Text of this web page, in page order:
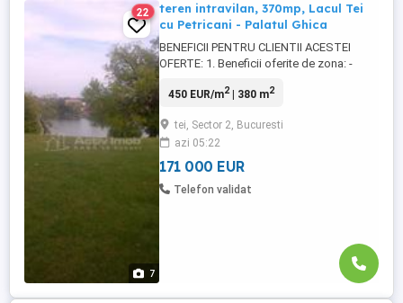
7
22
teren intravilan, 370mp, Lacul Tei
cu Petricani - Palatul Ghica
BENEFICII PENTRU CLIENTII ACESTEI
OFERTE: 1. Beneficii oferite de zona: -
Palatul Ghica Tei, vis-a-vis de benzinaria
Ghica 2. Beneficii tehnice ale ofertei: -
teren intravilan cu suprafata de 380 mp -
deschidere 15 mp - ...
450 EUR/m2| 380 m2
tei, Sector 2, Bucuresti
azi 05:22
171 000 EUR
Telefon validat